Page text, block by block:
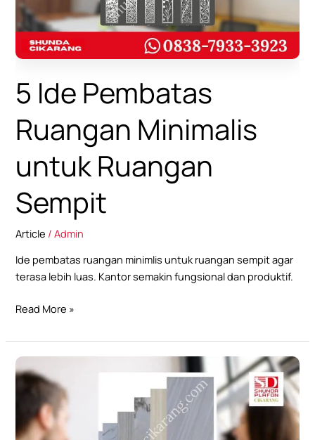
5 Ide Pembatas
Ruangan Minimalis
untuk Ruangan
Sempit
Article /Admin
Ide pembatas ruangan minimlis untuk ruangan sempit agar
terasa lebih luas. Kantor semakin fungsional dan produktif.
Ruangan
Sempit
Read More »
Mengapa
Partisi
Dinding
PVC
Cocok